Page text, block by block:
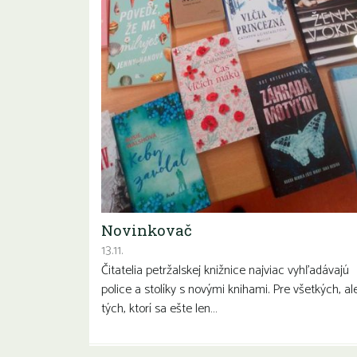
Novinkovač
13.11.
Čitatelia petržalskej knižnice najviac vyhľadávajú
police a stolíky s novými knihami. Pre všetkých,
tých, ktorí sa ešte len…